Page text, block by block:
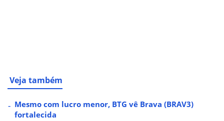
Veja também
Mesmo com lucro menor, BTG vê Brava (BRAV3)
fortalecida